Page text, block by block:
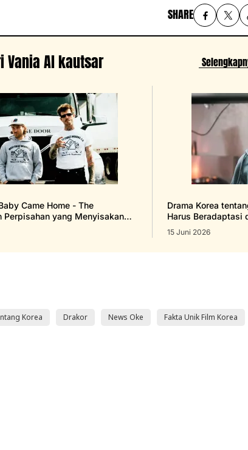
SHARE
Vania Al kautsar
Came Home - The
Perpisahan yang Menyisakan
Drama Korea
Harus Beradaptasi
15 Juni 2026
Korea Drakor News Oke Fakta Unik Film Korea